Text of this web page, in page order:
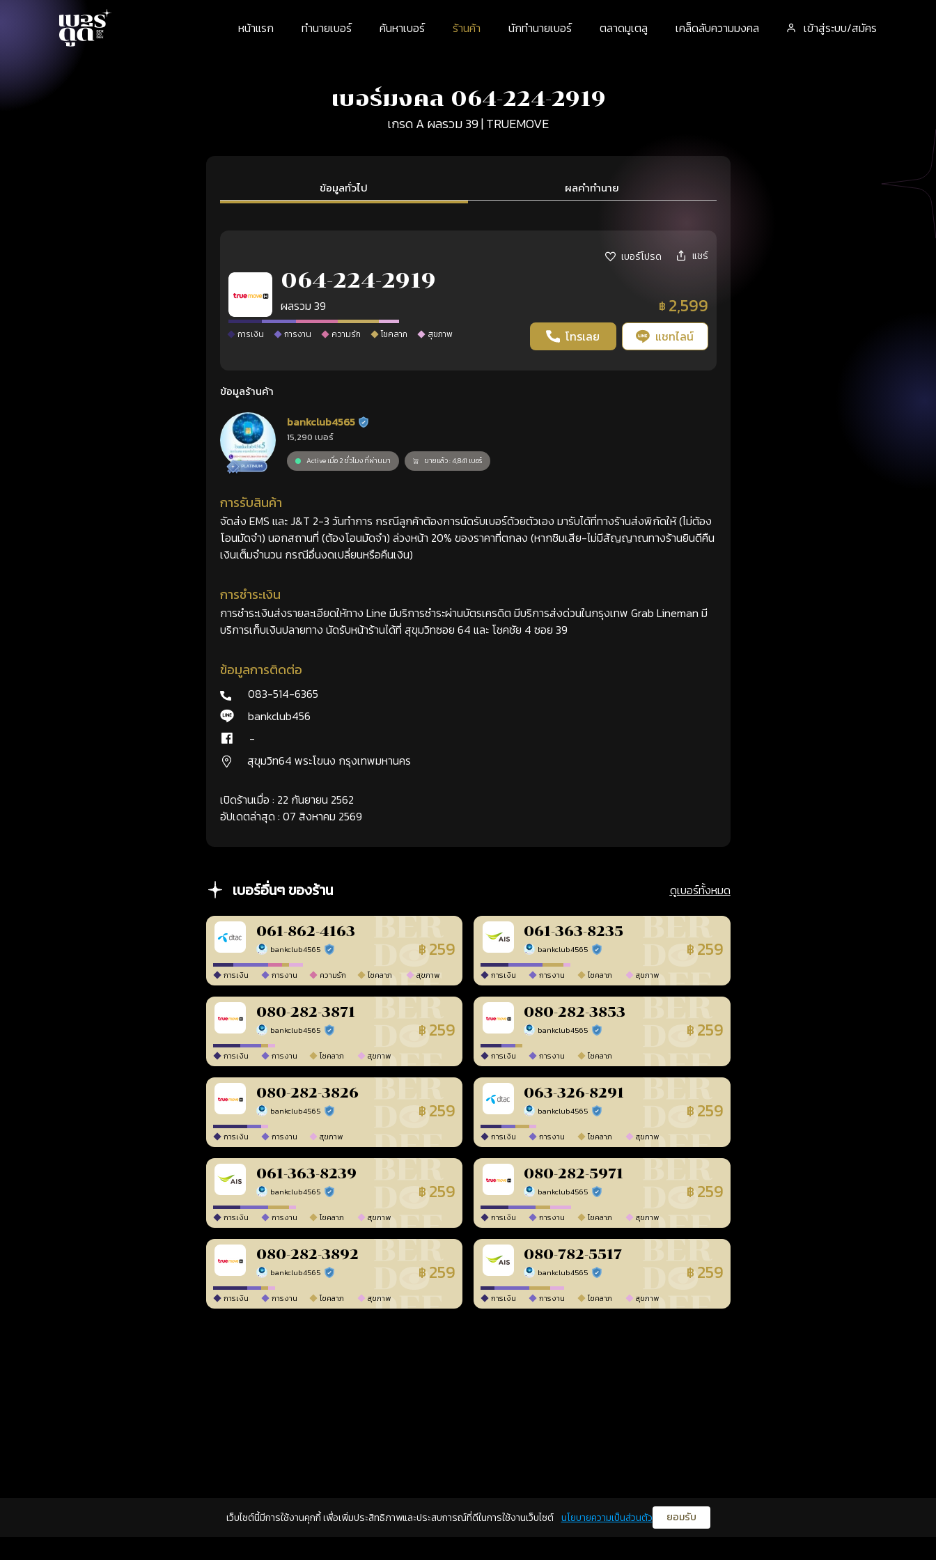
หน้าแรก ทำนายเบอร์ ค้นหาเบอร์ ร้านค้า นักทำนายเบอร์ ตลาดมูเตลู เคล็ดลับความมงคล เข้าสู่ระบบ/สมัคร
เบอร์มงคล 064-224-2919
เกรด A ผลรวม 39 | TRUEMOVE
ข้อมูลทั่วไป ผลคำทำนาย
เบอร์โปรด แชร์
064-224-2919
ผลรวม 39 ฿ 2,599
การเงิน การงาน ความรัก โชคลาภ สุขภาพ โทรเลย แชทไลน์
ข้อมูลร้านค้า
bankclub4565 ร้านยืนยันแล้ว
15,290 เบอร์
Active เมื่อ 2 ชั่วโมง ที่ผ่านมา ขายแล้ว : 4,841 เบอร์
การรับสินค้า
จัดส่ง EMS และ J&T 2-3 วันทำการ กรณีลูกค้าต้องการนัดรับเบอร์ด้วยตัวเอง มารับได้ที่ทางร้านส่งพิกัดให้ (ไม่ต้อง
โอนมัดจำ) นอกสถานที่ (ต้องโอนมัดจำ) ล่วงหน้า 20% ของราคาที่ตกลง (หากซิมเสีย-ไม่มีสัญญาณทางร้านยินดีคืน
เงินเต็มจำนวน กรณีอื่นงดเปลี่ยนหรือคืนเงิน)
การชำระเงิน
การชำระเงินส่งรายละเอียดให้ทาง Line มีบริการชำระผ่านบัตรเครดิต มีบริการส่งด่วนในกรุงเทพ Grab Lineman มี
บริการเก็บเงินปลายทาง นัดรับหน้าร้านได้ที่ สุขุมวิทซอย 64 และ โชคชัย 4 ซอย 39
ข้อมูลการติดต่อ
083-514-6365
bankclub456
-
สุขุมวิท64 พระโขนง กรุงเทพมหานคร
เปิดร้านเมื่อ : 22 กันยายน 2562
อัปเดตล่าสุด : 07 สิงหาคม 2569
เบอร์อื่นๆ ของร้าน ดูเบอร์ทั้งหมด
061-862-4163
bankclub4565 ร้านยืนยันแล้ว ฿ 259
การเงิน การงาน ความรัก โชคลาภ สุขภาพ
061-363-8235
bankclub4565 ร้านยืนยันแล้ว ฿ 259
การเงิน การงาน โชคลาภ สุขภาพ
080-282-3871
bankclub4565 ร้านยืนยันแล้ว ฿ 259
การเงิน การงาน โชคลาภ สุขภาพ
080-282-3853
bankclub4565 ร้านยืนยันแล้ว ฿ 259
การเงิน การงาน โชคลาภ
080-282-3826
bankclub4565 ร้านยืนยันแล้ว ฿ 259
การเงิน การงาน สุขภาพ
063-326-8291
bankclub4565 ร้านยืนยันแล้ว ฿ 259
การเงิน การงาน โชคลาภ สุขภาพ
061-363-8239
bankclub4565 ร้านยืนยันแล้ว ฿ 259
การเงิน การงาน โชคลาภ สุขภาพ
080-282-5971
bankclub4565 ร้านยืนยันแล้ว ฿ 259
การเงิน การงาน โชคลาภ สุขภาพ
080-282-3892
bankclub4565 ร้านยืนยันแล้ว ฿ 259
การเงิน การงาน โชคลาภ สุขภาพ
080-782-5517
bankclub4565 ร้านยืนยันแล้ว ฿ 259
การเงิน การงาน โชคลาภ สุขภาพ
เว็บไซต์นี้มีการใช้งานคุกกี้ เพื่อเพิ่มประสิทธิภาพและประสบการณ์ที่ดีในการใช้งานเว็บไซต์ นโยบายความเป็นส่วนตัว ยอมรับ